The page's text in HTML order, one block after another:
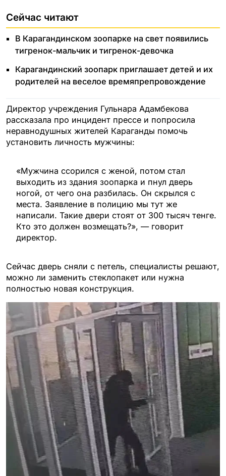
Сейчас читают
В Карагандинском зоопарке на свет появились
тигренок-мальчик и тигренок-девочка
Карагандинский зоопарк приглашает детей и их
родителей на веселое времяпрепровождение
Директор учреждения Гульнара Адамбекова
рассказала про инцидент прессе и попросила
неравнодушных жителей Караганды помочь
установить личность мужчины:
«Мужчина ссорился с женой, потом стал
выходить из здания зоопарка и пнул дверь
ногой, от чего она разбилась. Он скрылся с
места. Заявление в полицию мы тут же
написали. Такие двери стоят от 300 тысяч тенге.
Кто это должен возмещать?», — говорит
директор.
Сейчас дверь сняли с петель, специалисты решают,
можно ли заменить стеклопакет или нужна
полностью новая конструкция.